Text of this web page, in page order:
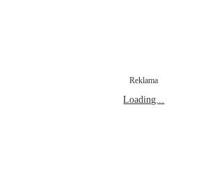
Reklama
Loading...